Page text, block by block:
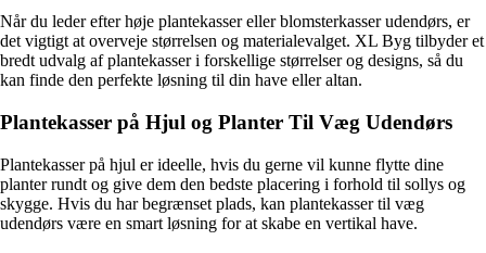
Når du leder efter høje plantekasser eller blomsterkasser udendørs, er
det vigtigt at overveje størrelsen og materialevalget. XL Byg tilbyder et
bredt udvalg af plantekasser i forskellige størrelser og designs, så du
kan finde den perfekte løsning til din have eller altan.
Plantekasser på Hjul og Planter Til Væg Udendørs
Plantekasser på hjul er ideelle, hvis du gerne vil kunne flytte dine
planter rundt og give dem den bedste placering i forhold til sollys og
skygge. Hvis du har begrænset plads, kan plantekasser til væg
udendørs være en smart løsning for at skabe en vertikal have.